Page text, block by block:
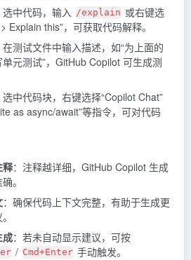
选中代码，输入 /explain 或右键选
Explain this”，可获取代码解释。
在测试文件中输入描述，如“为上面的
元测试”，GitHub Copilot 可生成测
选中代码块，右键选择“Copilot Chat”
as async/await”等指令，可对代码
释：注释越详细，GitHub Copilot 生成
。
：确保代码上下文完整，有助于生成更
成：若未自动显示建议，可按
/ Cmd+Enter 手动触发。